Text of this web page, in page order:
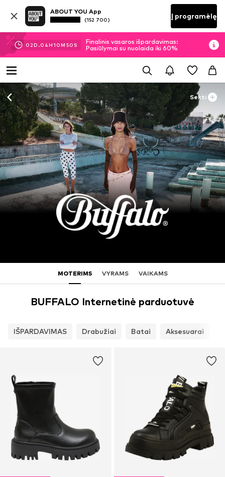
ABOUT YOU App
(152 700) Į programėlę
02D.04H10M 48 S
Finalinis vasaros išpardavimas:
Pasiūlymai su nuolaida iki 60%
Sekti
MOTERIMS VYRAMS VAIKAMS
BUFFALO Internetinė parduotuvė
IŠPARDAVIMAS Drabužiai Batai Aksesuarai